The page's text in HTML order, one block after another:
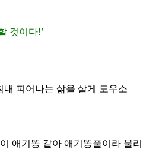
것이다!’
내 피어나는 삶을 살게 도우소
애기똥 같아 애기똥풀이라 불리